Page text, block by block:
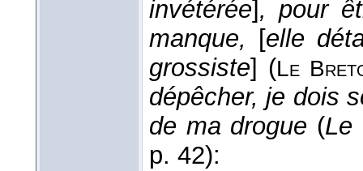
invétérée], pour
manque,
[elle
grossiste] (Le
dépêcher, je dois
de ma drogue (Le
p. 42):